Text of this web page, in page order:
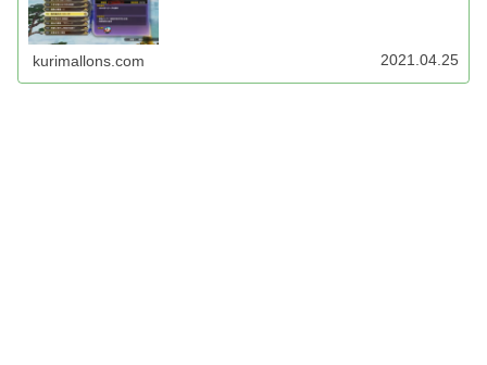
kurimallons.com 2021.04.25